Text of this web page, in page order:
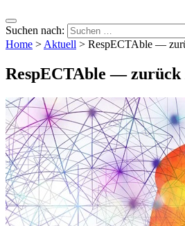
Suchen nach:
Home > Aktuell > RespECTAble —
RespECTAble — zurück